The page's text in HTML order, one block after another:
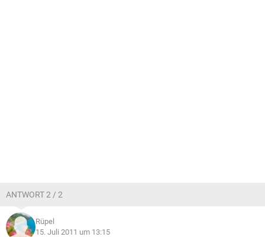
ANTWORT 2 / 2
Rüpel
15. Juli 2011 um 13:15